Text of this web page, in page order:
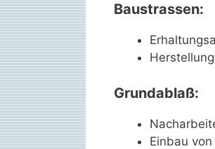
Baustrassen:
Grundablaß:
Einbau